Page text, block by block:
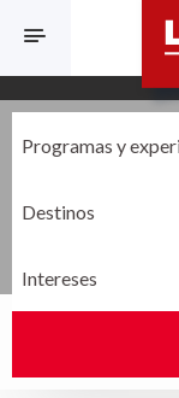
F
Destinos
Intereses